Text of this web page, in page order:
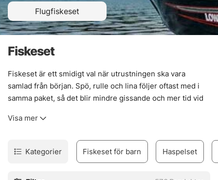
Flugfiskeset
Fiskeset
Fiskeset är ett smidigt val när utrustningen ska vara
samlad från början. Spö, rulle och lina följer oftast med i
samma paket, så det blir mindre gissande och mer tid vid
andra är det en enkel genväg till en extra rigg som bara
Utbudet rymmer olika upplägg för olika lägen. Ett allround-
set passar bra när fisket skiftar mellan sjö, älv och brygga.
Visa mer
Kategorier Fiskeset för barn Haspelset